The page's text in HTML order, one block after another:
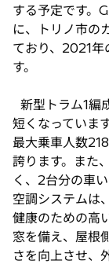
する予定です。
に、トリノ市の
ており、2021
す。
新型トラム1編
短くなっていま
最大乗車人数
誇ります。また
く、2台分の車
空調システムは
健康のための高
窓を備え、屋根
さを向上させ、